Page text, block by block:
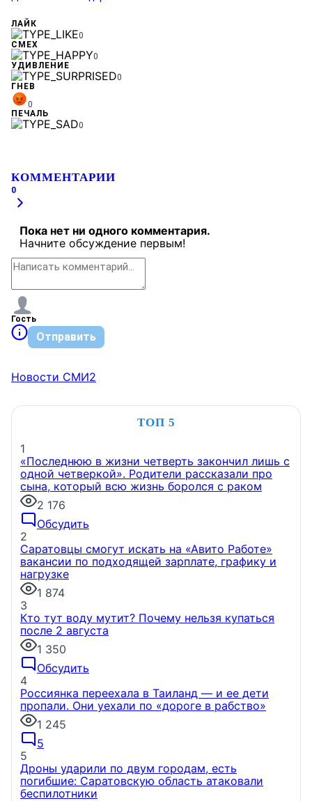
ЛАЙК
0
СМЕХ
0
УДИВЛЕНИЕ
0
ГНЕВ
0
ПЕЧАЛЬ
0
КОММЕНТАРИИ
0
Пока нет ни одного комментария.
Начните обсуждение первым!
Гость
Отправить
Новости СМИ2
ТОП 5
1
«Последнюю в жизни четверть закончил лишь с
одной четверкой». Родители рассказали про
сына, который всю жизнь боролся с раком
2 176
Обсудить
2
Саратовцы смогут искать на «Авито Работе»
вакансии по подходящей зарплате, графику и
нагрузке
1 874
3
Кто тут воду мутит? Почему нельзя купаться
после 2 августа
1 350
Обсудить
4
Россиянка переехала в Таиланд — и ее дети
пропали. Они уехали по «дороге в рабство»
1 245
5
5
Дроны ударили по двум городам, есть
погибшие: Саратовскую область атаковали
беспилотники